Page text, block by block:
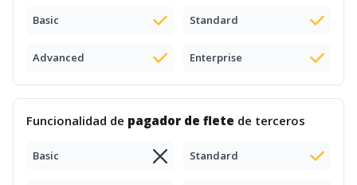
Basic Standard
Advanced Enterprise
Funcionalidad de pagador de flete de terceros
Basic Standard